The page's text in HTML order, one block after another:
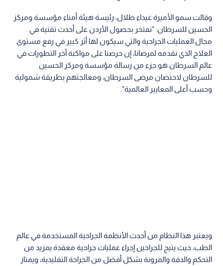
وقالت سمو الأميرة غيداء طلال، رئيسة هيئة أمناء مؤسسة ومركز
الحسين للسرطان: "نفتخر بحصول الأردن على أحدث تقنية في
مجال العمليات الجراحية والتي سيكون لها أثر كبير في رفع مستوى
العلاج الذي نقدمه لمرضانا، إن حرصنا على مواكبة آخر التطورات في
عالم السرطان هو جزء من رسالة مؤسسة ومركز الحسين
للسرطان لاحتضان مرضى السرطان، ومعالجتهم بطريقة شمولية
وحسب أعلى المعايير العالمية".
ويعتبر هذا النظام من أحدث الأنظمة الجراحية المستخدمة في عالم
الطب، حيث يتيح للجراحين إجراء عمليات جراحية معقدة بمزيد من
التحكم والدقة والمرونة بشكل أفضل من الجراحة التقليدية، ويمتاز